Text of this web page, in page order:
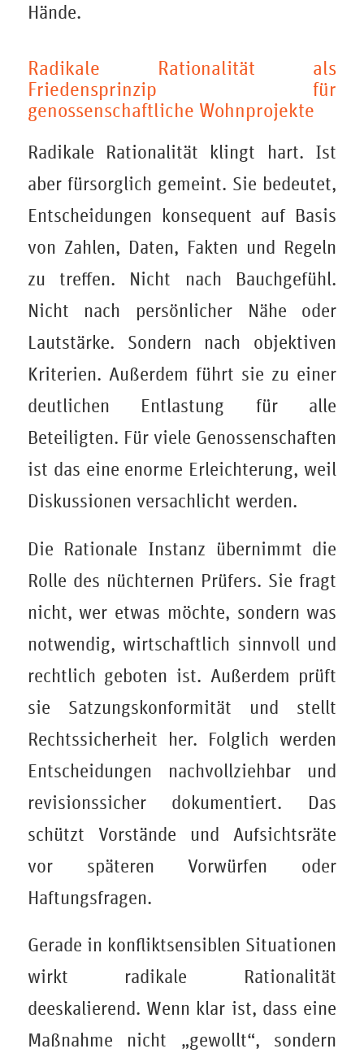
Hände.
Radikale Rationalität als
Friedensprinzip für
genossenschaftliche Wohnprojekte
Radikale Rationalität klingt hart. Ist
aber fürsorglich gemeint. Sie bedeutet,
Entscheidungen konsequent auf Basis
von Zahlen, Daten, Fakten und Regeln
zu treffen. Nicht nach Bauchgefühl.
Nicht nach persönlicher Nähe oder
Lautstärke. Sondern nach objektiven
Kriterien. Außerdem führt sie zu einer
deutlichen Entlastung für alle
Beteiligten. Für viele Genossenschaften
ist das eine enorme Erleichterung, weil
Diskussionen versachlicht werden.
Die Rationale Instanz übernimmt die
Rolle des nüchternen Prüfers. Sie fragt
nicht, wer etwas möchte, sondern was
notwendig, wirtschaftlich sinnvoll und
rechtlich geboten ist. Außerdem prüft
sie Satzungskonformität und stellt
Rechtssicherheit her. Folglich werden
Entscheidungen nachvollziehbar und
revisionssicher dokumentiert. Das
schützt Vorstände und Aufsichtsräte
vor späteren Vorwürfen oder
Haftungsfragen.
Gerade in konfliktsensiblen Situationen
wirkt radikale Rationalität
deeskalierend. Wenn klar ist, dass eine
Maßnahme nicht „gewollt“, sondern